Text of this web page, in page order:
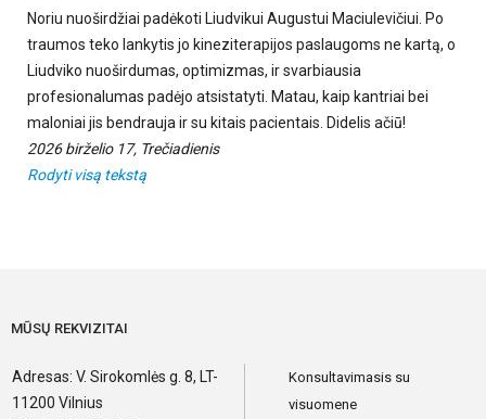
Noriu nuoširdžiai padėkoti Liudvikui Augustui Maciulevičiui. Po
traumos teko lankytis jo kineziterapijos paslaugoms ne kartą, o
Liudviko nuoširdumas, optimizmas, ir svarbiausia
profesionalumas padėjo atsistatyti. Matau, kaip kantriai bei
maloniai jis bendrauja ir su kitais pacientais. Didelis ačiū!
2026 birželio 17, Trečiadienis
Rodyti visą tekstą
MŪSŲ REKVIZITAI
Adresas: V. Sirokomlės g. 8, LT-
11200 Vilnius
Konsultavimasis su
visuomene